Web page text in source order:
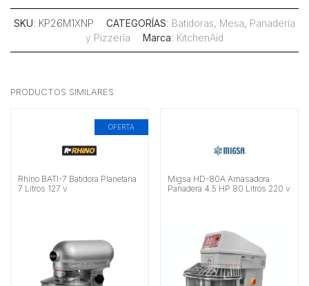
SKU: KP26M1XNP CATEGORÍAS: Batidoras, Mesa, Panadería
y Pizzería
Marca: KitchenAid
PRODUCTOS SIMILARES
OFERTA
Rhino BATI-7 Batidora Planetaria
7 Litros 127 v
Migsa HD-80A Amasadora
Panadera 4.5 HP 80 Litros 220 v